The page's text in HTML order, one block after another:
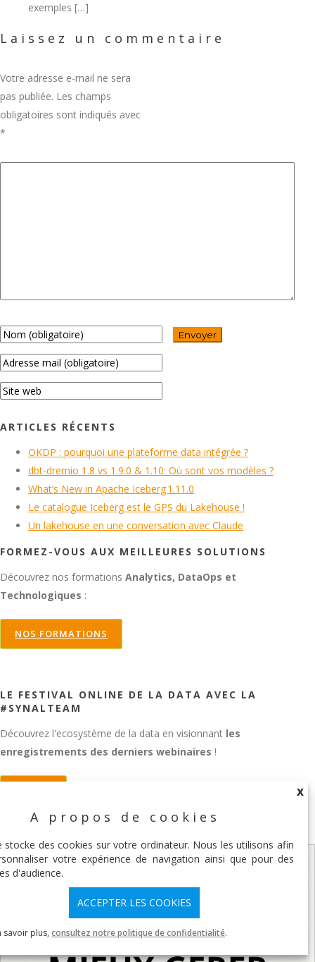
X
A propos de cookies
stocke des cookies sur votre ordinateur. Nous les utilisons afin
votre expérience de navigation ainsi que pour des
d'audience.
ACCEPTER LES COOKIES
savoir plus, consultez notre politique de confidentialité.
exemples […]
Laissez un commentaire
Votre adresse e-mail ne sera
pas publiée. Les champs
obligatoires sont indiqués avec
*
ARTICLES RÉCENTS
OKDP : pourquoi une plateforme data intégrée ?
dbt-dremio 1.8 vs 1.9.0 & 1.10: Où sont vos modèles ?
What’s New in Apache Iceberg 1.11.0
Le catalogue Iceberg est le GPS du Lakehouse !
Un lakehouse en une conversation avec Claude
FORMEZ-VOUS AUX MEILLEURES SOLUTIONS
Découvrez nos formations Analytics, DataOps et
Technologiques :
NOS FORMATIONS
LE FESTIVAL ONLINE DE LA DATA AVEC LA
#SYNALTEAM
Découvrez l'ecosystème de la data en visionnant les
enregistrements des derniers webinaires !